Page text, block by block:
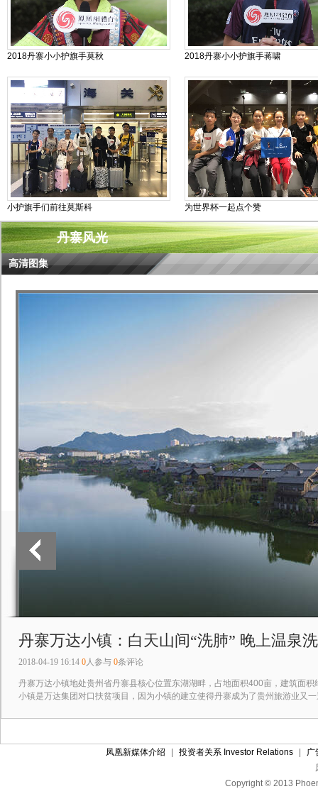
2018丹寨小小护旗手莫秋 2018丹寨小小护旗手蒋啸
小护旗手们前往莫斯科 为世界杯一起点个赞
丹寨风光
高清图集
丹寨万达小镇：白天山间“洗肺” 晚上温泉
2018-04-19 16:14 0人参与 0条评论
丹寨万达小镇地处贵州省丹寨县核心位置东湖湖畔，占地面积400亩，建筑面
小镇是万达集团对口扶贫项目，因为小镇的建立使得丹寨成为了贵州旅游业又
凤凰新媒体介绍 投资者关系 Investor Relations
广
Copyright © 2013